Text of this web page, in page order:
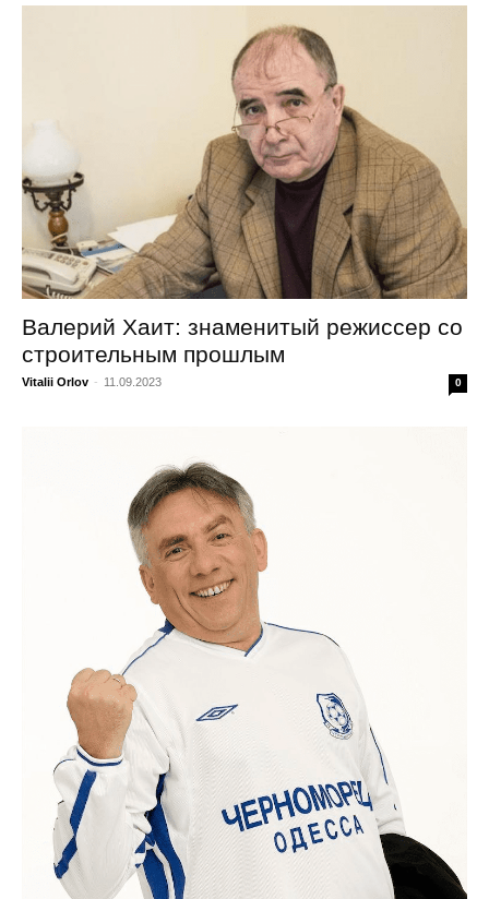
Валерий Хаит: знаменитый режиссер со
строительным прошлым
Vitalii Orlov - 11.09.2023 0